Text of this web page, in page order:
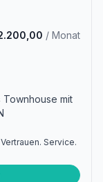
/ Monat
Townhouse mit
Service.